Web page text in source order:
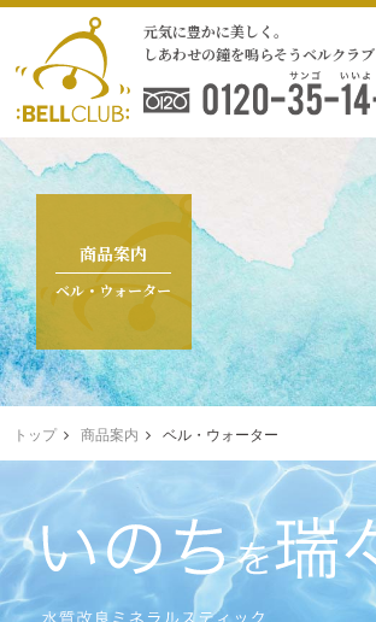
元気に豊かに美しく。
しあわせの鐘を鳴らそうベルクラブ
商品案内
ベル・ウォーター
トップ 商品案内 ベル・ウォーター